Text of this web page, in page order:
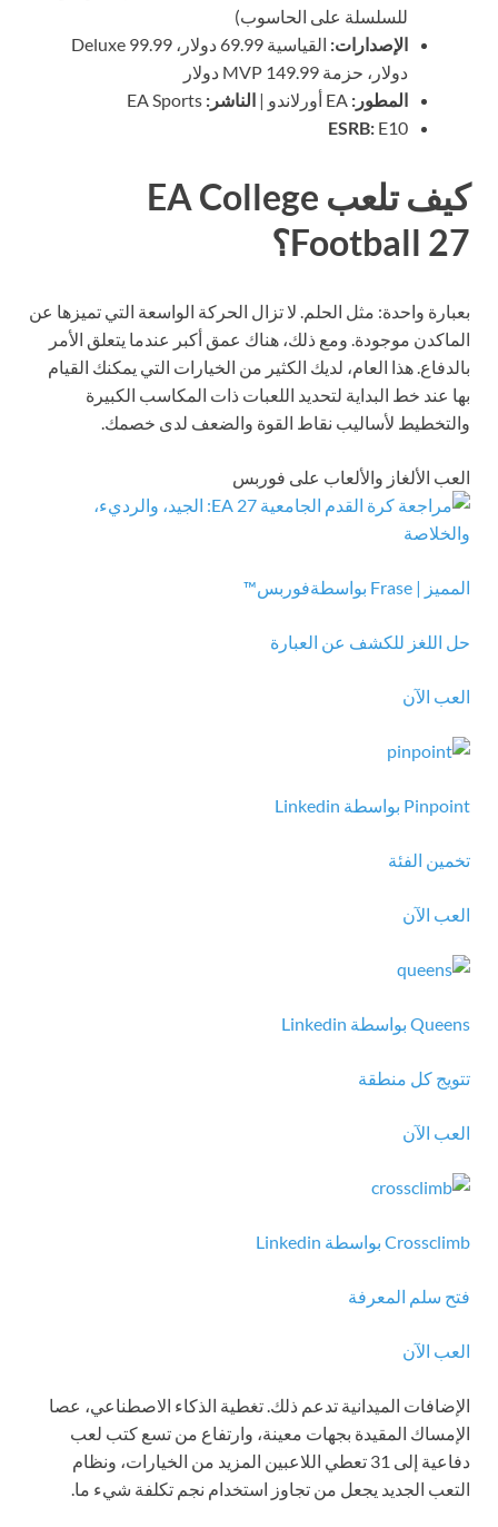
للسلسلة على الحاسوب)
الإصدارات:
القياسية 69.99 دولار، Deluxe 99.99
دولار، حزمة MVP 149.99 دولار
المطور:
الناشر:
ESRB: E10
كيف تلعب EA College
Football 27؟
بعبارة واحدة: مثل الحلم. لا تزال الحركة الواسعة التي تميزها عن
الماكدن موجودة. ومع ذلك، هناك عمق أكبر عندما يتعلق الأمر
بالدفاع. هذا العام، لديك الكثير من الخيارات التي يمكنك القيام
بها عند خط البداية لتحديد اللعبات ذات المكاسب الكبيرة
والتخطيط لأساليب نقاط القوة والضعف لدى خصمك.
العب الألغاز والألعاب على فوربس
المميز | Frase بواسطة فوربس™
حل اللغز للكشف عن العبارة
العب الآن
Pinpoint بواسطة Linkedin
تخمين الفئة
العب الآن
Queens بواسطة Linkedin
تتويج كل منطقة
العب الآن
Crossclimb بواسطة Linkedin
فتح سلم المعرفة
العب الآن
الإضافات الميدانية تدعم ذلك. تغطية الذكاء الاصطناعي، عصا
الإمساك المقيدة بجهات معينة، وارتفاع من تسع كتب لعب
دفاعية إلى 31 تعطي اللاعبين المزيد من الخيارات، ونظام
التعب الجديد يجعل من تجاوز استخدام نجم تكلفة شيء ما.